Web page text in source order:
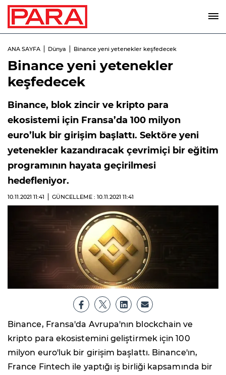
ANA SAYFA Dünya Binance yeni yetenekler keşfedecek
Binance yeni yetenekler
keşfedecek
Binance, blok zincir ve kripto para
ekosistemi için Fransa’da 100 milyon
euro’luk bir girişim başlattı. Sektöre yeni
yetenekler kazandıracak çevrimiçi bir eğitim
programının hayata geçirilmesi
hedefleniyor.
10.11.2021 11:41 GÜNCELLEME : 10.11.2021 11:41
Binance, Fransa'da Avrupa'nın blockchain ve
kripto para ekosistemini geliştirmek için 100
milyon euro'luk bir girişim başlattı. Binance'ın,
France Fintech ile yaptığı iş birliği kapsamında bir